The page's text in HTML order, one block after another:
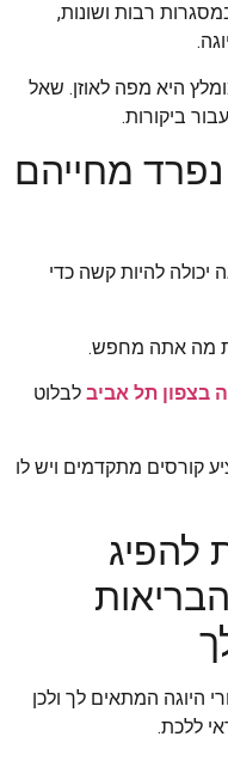
רבות ושונות,
היא מפה לאוזן. שאל
ביקורות.
מחייהם
יכולה להיות קשה כדי
מה אתה מחפש.
בצפון תל אביב לבלוט
קורסים מתקדמים ויש לו
להפיג
היוגה המתאים לך ולכן
ללכת.